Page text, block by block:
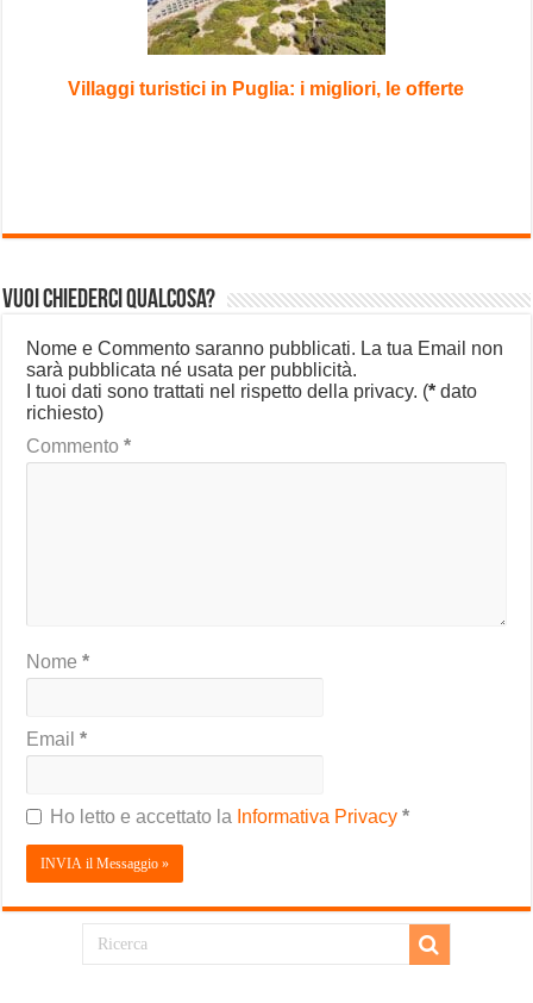
Villaggi turistici in Puglia: i migliori, le offerte
Vuoi chiederci qualcosa?
Nome e Commento saranno pubblicati. La tua Email non
sarà pubblicata né usata per pubblicità.
I tuoi dati sono trattati nel rispetto della privacy. (* dato
richiesto)
Commento*
Nome*
Email*
Ho letto e accettato la Informativa Privacy*